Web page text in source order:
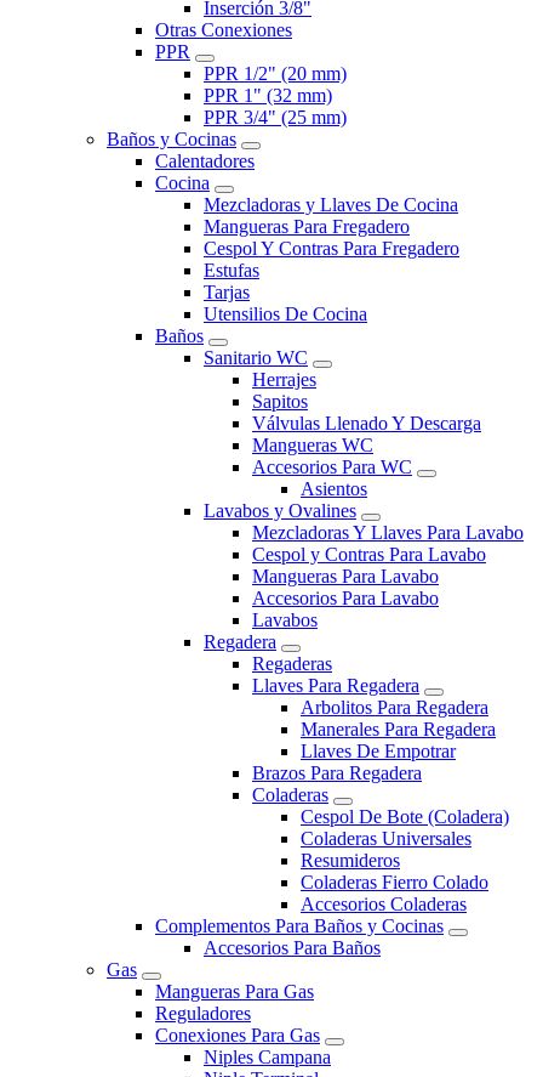
Inserción 3/8"
Otras Conexiones
PPR
PPR 1/2" (20 mm)
PPR 1" (32 mm)
PPR 3/4" (25 mm)
Baños y Cocinas
Calentadores
Cocina
Mezcladoras y Llaves De Cocina
Mangueras Para Fregadero
Cespol Y Contras Para Fregadero
Estufas
Tarjas
Utensilios De Cocina
Baños
Sanitario WC
Herrajes
Sapitos
Válvulas Llenado Y Descarga
Mangueras WC
Accesorios Para WC
Asientos
Lavabos y Ovalines
Mezcladoras Y Llaves Para Lavabo
Cespol y Contras Para Lavabo
Mangueras Para Lavabo
Accesorios Para Lavabo
Lavabos
Regadera
Regaderas
Llaves Para Regadera
Arbolitos Para Regadera
Manerales Para Regadera
Llaves De Empotrar
Brazos Para Regadera
Coladeras
Cespol De Bote (Coladera)
Coladeras Universales
Resumideros
Coladeras Fierro Colado
Accesorios Coladeras
Complementos Para Baños y Cocinas
Accesorios Para Baños
Gas
Mangueras Para Gas
Reguladores
Conexiones Para Gas
Niples Campana